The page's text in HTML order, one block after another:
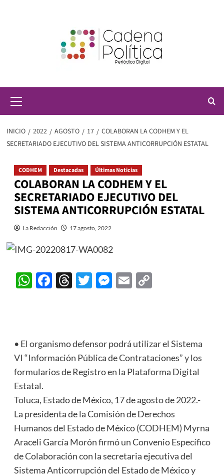
principal
INICIO 2022 AGOSTO 17
COLABORAN LA CODHEM Y EL
SECRETARIADO EJECUTIVO DEL SISTEMA ANTICORRUPCIÓN ESTATAL
CODHEM Destacadas Últimas Noticias
COLABORAN LA CODHEM Y EL
SECRETARIADO EJECUTIVO DEL
SISTEMA ANTICORRUPCIÓN ESTATAL
La Redacción 17 agosto, 2022
WhatsApp
Facebook
Threads
Twitter
Messenger
EmailCopy
• El organismo defensor podrá utilizar el Sistema
VI “Información Pública de Contrataciones” y los
formularios de Registro en la Plataforma Digital
Estatal.
Toluca, Estado de México, 17 de agosto de 2022.-
La presidenta de la Comisión de Derechos
Humanos del Estado de México (CODHEM) Myrna
Araceli García Morón firmó un Convenio Específico
de Colaboración con la secretaria ejecutiva del
Sistema Anticorrupción del Estado de México y